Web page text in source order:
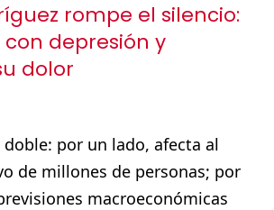
rompe el silencio:
con depresión y
dolor
doble: por un lado, afecta al
de millones de personas; por
macroeconómicas